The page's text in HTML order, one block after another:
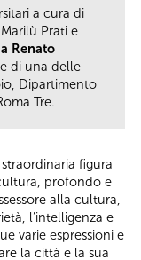
a cura di
Prati e
Renato
di una delle
Dipartimento
Tre.
figura
profondo e
alla cultura,
l’intelligenza e
varie espressioni e
la città e la sua